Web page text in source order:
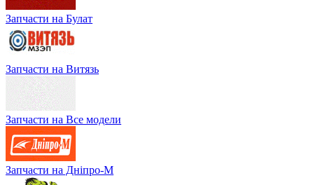
Запчасти на Булат
Запчасти на Витязь
Запчасти на Все модели
Запчасти на Дніпро-М